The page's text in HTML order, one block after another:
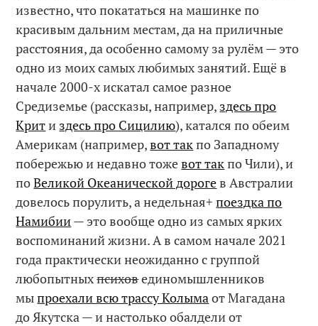
известно, что покататься на машинке по
красивым дальним местам, да на приличные
расстояния, да особенно самому за рулём — это
одно из моих самых любимых занятий. Ещё в
начале 2000-х искатал самое разное
Средиземье (рассказы, например, здесь про
Крити здесь про Сицилию), катался по обеим
Америкам (например,вот такпо Западному
побережью и недавно тожевот такпо Чили), и
поВеликой Океанической дорогев Австралии
довелось порулить, а недельная+поездка по
Намибии— это вообще одно из самых ярких
воспоминаний жизни. А в самом начале 2021
года практически неожиданно с группой
любопытныхпсиховединомышленников
мыпроехали всю трассу Колыма от Магадана
до Якутска — и настолько обалдели от